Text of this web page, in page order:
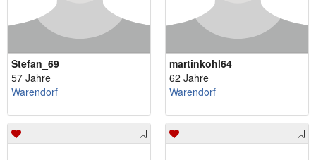
Stefan_69
57 Jahre
Warendorf
martinkohl64
62 Jahre
Warendorf